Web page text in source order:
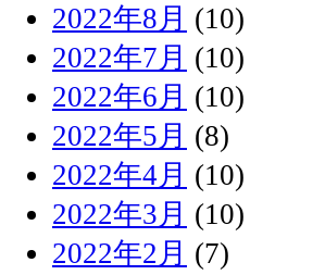
2022年8月 (10)
2022年7月 (10)
2022年6月 (10)
2022年5月 (8)
2022年4月 (10)
2022年3月 (10)
2022年2月 (7)